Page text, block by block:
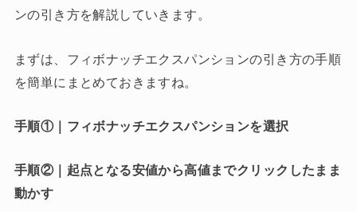
ンの引き方を解説していきます。
まずは、フィボナッチエクスパンションの引き方の手順
を簡単にまとめておきますね。
手順①｜フィボナッチエクスパンションを選択
手順②｜起点となる安値から高値までクリックしたまま
動かす